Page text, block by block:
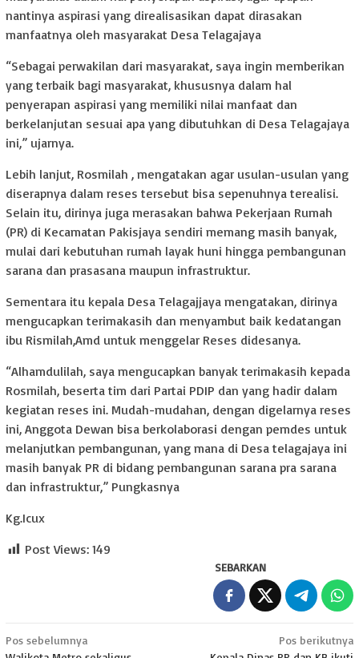
nantinya aspirasi yang direalisasikan dapat dirasakan
manfaatnya oleh masyarakat Desa Telagajaya
“Sebagai perwakilan dari masyarakat, saya ingin memberikan
yang terbaik bagi masyarakat, khususnya dalam hal
penyerapan aspirasi yang memiliki nilai manfaat dan
berkelanjutan sesuai apa yang dibutuhkan di Desa Telagajaya
ini,” ujarnya.
Lebih lanjut, Rosmilah , mengatakan agar usulan-usulan yang
diserapnya dalam reses tersebut bisa sepenuhnya terealisi.
Selain itu, dirinya juga merasakan bahwa Pekerjaan Rumah
(PR) di Kecamatan Pakisjaya sendiri memang masih banyak,
mulai dari kebutuhan rumah layak huni hingga pembangunan
sarana dan prasasana maupun infrastruktur.
Sementara itu kepala Desa Telagajjaya mengatakan, dirinya
mengucapkan terimakasih dan menyambut baik kedatangan
ibu Rismilah,Amd untuk menggelar Reses didesanya.
“Alhamdulilah, saya mengucapkan banyak terimakasih kepada
Rosmilah, beserta tim dari Partai PDIP dan yang hadir dalam
kegiatan reses ini. Mudah-mudahan, dengan digelarnya reses
ini, Anggota Dewan bisa berkolaborasi dengan pemdes untuk
melanjutkan pembangunan, yang mana di Desa telagajaya ini
masih banyak PR di bidang pembangunan sarana pra sarana
dan infrastruktur,” Pungkasnya
Kg.Icux
Post Views: 149
SEBARKAN
Navigasi
Pos sebelumnya
Pos berikutnya